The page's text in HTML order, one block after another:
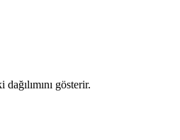
gösterir.